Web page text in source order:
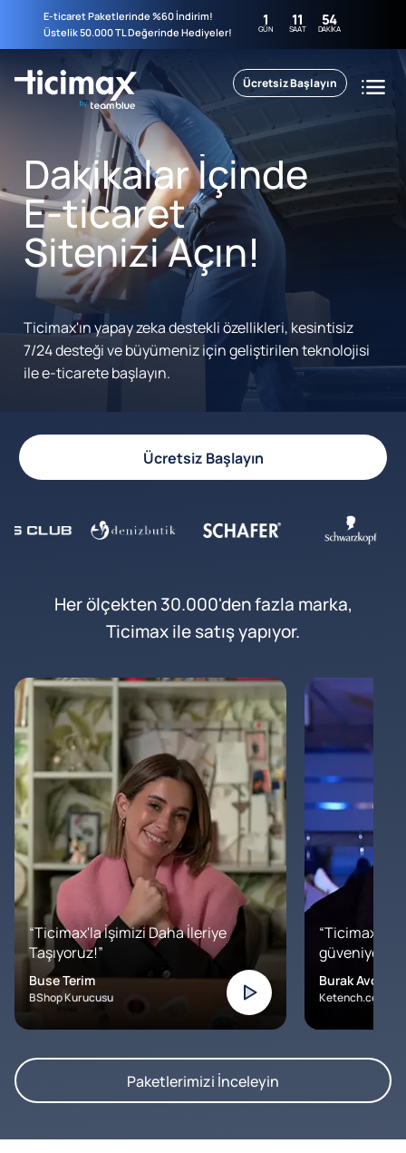
E-ticaret Paketlerinde %60 İndirim!
Üstelik 50.000 TL Değerinde Hediyeler!
1
GÜN 11
SAAT 54
DAKIKA
Ücretsiz Başlayın
Dakikalar İçinde
E-ticaret
Sitenizi Açın!
Ticimax'ın yapay zeka destekli özellikleri, kesintisiz
7/24 desteği ve büyümeniz için geliştirilen teknolojisi
ile e-ticarete başlayın.
Ücretsiz Başlayın
Her ölçekten 30.000'den fazla marka,
Ticimax ile satış yapıyor.
“Ticimax'la İşimizi Daha İleriye
Taşıyoruz!”
Buse Terim
BShop Kurucusu
“Ticimax'a
Burak Avcılar
Ketench.com –
Paketlerimizi İnceleyin